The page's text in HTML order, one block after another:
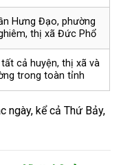
Hưng Đạo, phường
thị xã Đức Phổ
cả huyện, thị xã và
trong toàn tỉnh
ngày, kể cả Thứ Bảy,